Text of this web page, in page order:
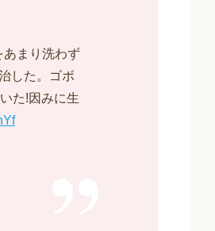
あまり洗わず
した。ゴボ
た!因みに生